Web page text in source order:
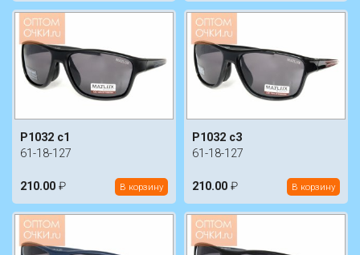
P1032 c1
61-18-127
210.00 ₽ В корзину
P1032 c3
61-18-127
210.00 ₽ В корзину